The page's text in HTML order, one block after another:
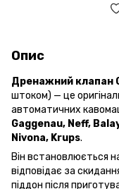
Опис
Дренажний клапан
штоком) — це
автоматичних
Gaggenau, Neff,
Nivona, Krups.
Він встановлюється
відповідає за
піддон після